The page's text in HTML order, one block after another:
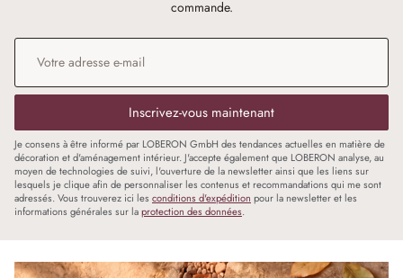
commande.
Adresse e-mail*
Inscrivez-vous maintenant
Je consens à être informé par LOBERON GmbH des tendances actuelles en matière de
décoration et d'aménagement intérieur. J'accepte également que LOBERON analyse, au
moyen de technologies de suivi, l'ouverture de la newsletter ainsi que les liens sur
lesquels je clique afin de personnaliser les contenus et recommandations qui me sont
adressés. Vous trouverez ici les conditions d'expédition pour la newsletter et les
informations générales sur laprotection des données.